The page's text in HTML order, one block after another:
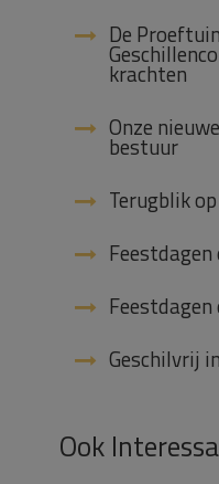
De
krachten
Onze
bestuur
Terugblik
Geschilvrij
Ook